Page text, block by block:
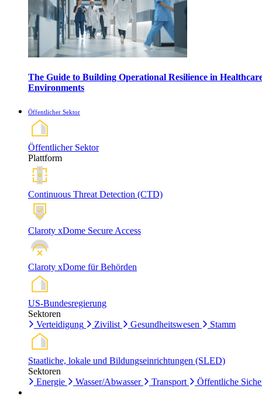
The Guide to Building Operational Resilience in
Environments
Öffentlicher Sektor
Öffentlicher Sektor
Plattform
Continuous Threat Detection (CTD)
Claroty xDome Secure Access
Claroty xDome für Behörden
US-Bundesregierung
Sektoren
Verteidigung
Zivilist Gesundheitswesen Stamm
Staatliche, lokale und Bildungseinrichtungen (SLED)
Sektoren
Energie
Wasser/Abwasser Transport Öffentliche